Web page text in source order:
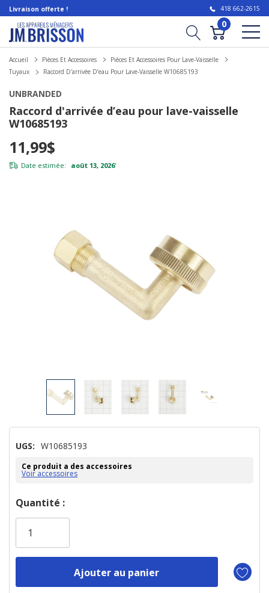
Livraison offerte ! 418 662-2615
0
Accueil Pièces Et Accessoires
Pièces Et Accessoires Pour Lave-Vaisselle
Tuyaux
Raccord D'arrivée D’eau Pour Lave-Vaisselle W10685193
UNBRANDED
Raccord d'arrivée d’eau pour lave-vaisselle
W10685193
11,99$
Date estimée: août 13, 2026*
UGS: W10685193
Ce produit a des accessoires
Voir accessoires
Dépêchez-
vous!
plus
Quantité :